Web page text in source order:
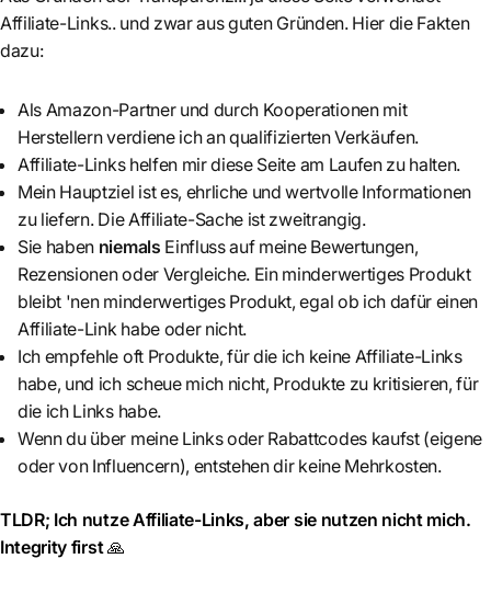
Affiliate-Links.. und zwar aus guten Gründen. Hier die Fakten
dazu:
Als Amazon-Partner und durch Kooperationen mit
Herstellern verdiene ich an qualifizierten Verkäufen.
Affiliate-Links helfen mir diese Seite am Laufen zu halten.
Mein Hauptziel ist es, ehrliche und wertvolle Informationen
zu liefern. Die Affiliate-Sache ist zweitrangig.
Sie haben niemals Einfluss auf meine Bewertungen,
Rezensionen oder Vergleiche. Ein minderwertiges Produkt
bleibt 'nen minderwertiges Produkt, egal ob ich dafür einen
Affiliate-Link habe oder nicht.
Ich empfehle oft Produkte, für die ich keine Affiliate-Links
habe, und ich scheue mich nicht, Produkte zu kritisieren, für
die ich Links habe.
Wenn du über meine Links oder Rabattcodes kaufst (eigene
oder von Influencern), entstehen dir keine Mehrkosten.
TLDR; Ich nutze Affiliate-Links, aber sie nutzen nicht mich.
Integrity first🙏